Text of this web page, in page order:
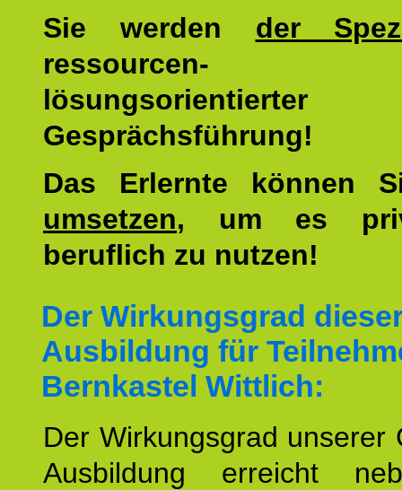
Sie werden der
lösungsorientierter
Gesprächsführung!
Das Erlernte können
umsetzen, um es
beruflich zu nutzen!
Der Wirkungsgrad
Ausbildung für
Bernkastel Wittlich:
Der Wirkungsgrad unserer
Ausbildung erreicht